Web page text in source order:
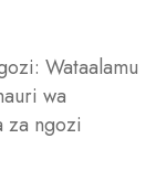
Wataalamu
wa
za ngozi